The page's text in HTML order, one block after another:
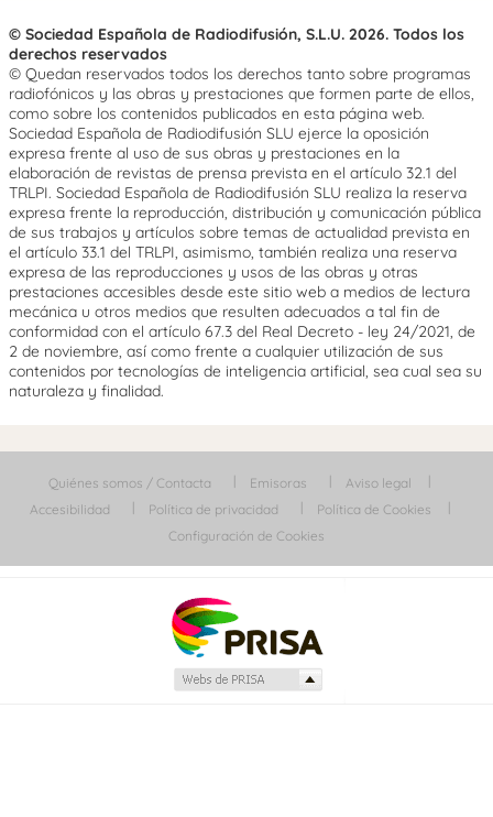
© Sociedad Española de Radiodifusión, S.L.U. 2026. Todos los
derechos reservados
© Quedan reservados todos los derechos tanto sobre programas
radiofónicos y las obras y prestaciones que formen parte de ellos,
como sobre los contenidos publicados en esta página web.
Sociedad Española de Radiodifusión SLU ejerce la oposición
expresa frente al uso de sus obras y prestaciones en la
elaboración de revistas de prensa prevista en el artículo 32.1 del
TRLPI. Sociedad Española de Radiodifusión SLU realiza la reserva
expresa frente la reproducción, distribución y comunicación pública
de sus trabajos y artículos sobre temas de actualidad prevista en
el artículo 33.1 del TRLPI, asimismo, también realiza una reserva
expresa de las reproducciones y usos de las obras y otras
prestaciones accesibles desde este sitio web a medios de lectura
mecánica u otros medios que resulten adecuados a tal fin de
conformidad con el artículo 67.3 del Real Decreto - ley 24/2021, de
2 de noviembre, así como frente a cualquier utilización de sus
contenidos por tecnologías de inteligencia artificial, sea cual sea su
naturaleza y finalidad.
Quiénes somos / Contacta Emisoras
Aviso legal
Accesibilidad
Política de privacidad
Política de Cookies
Configuración de Cookies